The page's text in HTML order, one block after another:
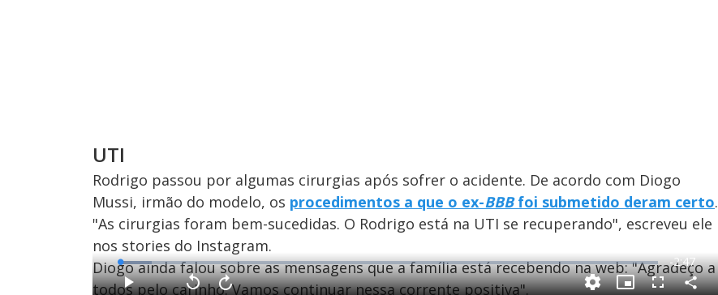
UTI
Rodrigo passou por algumas cirurgias após sofrer o acidente. De acordo com Diogo
Mussi, irmão do modelo, os procedimentos a que o ex-BBBfoi submetido deram certo.
"As cirurgias foram bem-sucedidas. O Rodrigo está na UTI se recuperando", escreveu ele
nos stories do Instagram.
Diogo ainda falou sobre as mensagens que a família está recebendo na web: "Agradeço a
todos pelo carinho. Vamos continuar nessa corrente positiva".
L
o
a
d
R
e
-2:47